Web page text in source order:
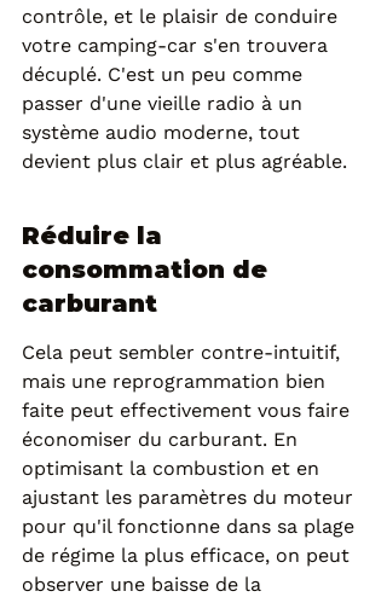
contrôle, et le plaisir de conduire
votre camping-car s'en trouvera
décuplé. C'est un peu comme
passer d'une vieille radio à un
système audio moderne, tout
devient plus clair et plus agréable.
Réduire la
consommation de
carburant
Cela peut sembler contre-intuitif,
mais une reprogrammation bien
faite peut effectivement vous faire
économiser du carburant. En
optimisant la combustion et en
ajustant les paramètres du moteur
pour qu'il fonctionne dans sa plage
de régime la plus efficace, on peut
observer une baisse de la